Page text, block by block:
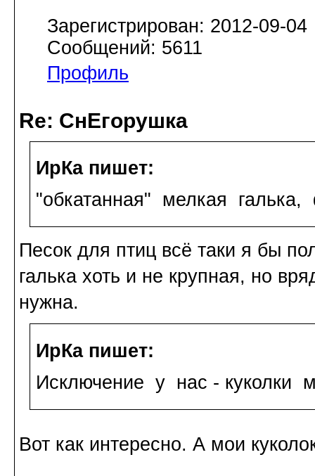
Зарегистрирован: 2012-09-04
Сообщений: 5611
Профиль
Re: СнЕгорушка
ИрКа пишет:
"обкатанная" мелкая
Песок для птиц всё таки я бы
галька хоть и не крупная, но
нужна.
ИрКа пишет:
Исключение у нас - куколки
Вот как интересно. А мои